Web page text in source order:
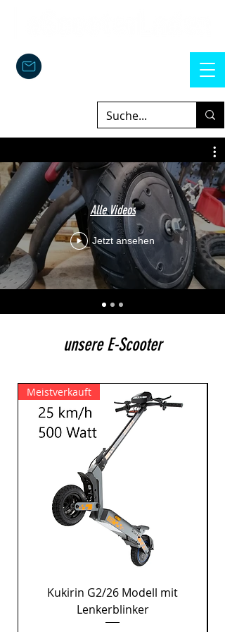
Alle Videos
Jetzt ansehen
unsere E-Scooter
Meistverkauft
Kukirin G2/26 Modell mit
Lenkerblinker